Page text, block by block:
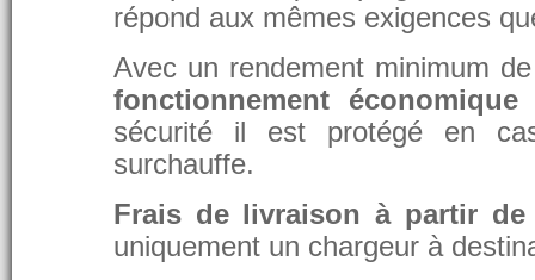
répond aux mêmes exigences
Avec un rendement minimum
fonctionnement
sécurité il est protégé en
surchauffe.
Frais de livraison à partir de
uniquement un chargeur à